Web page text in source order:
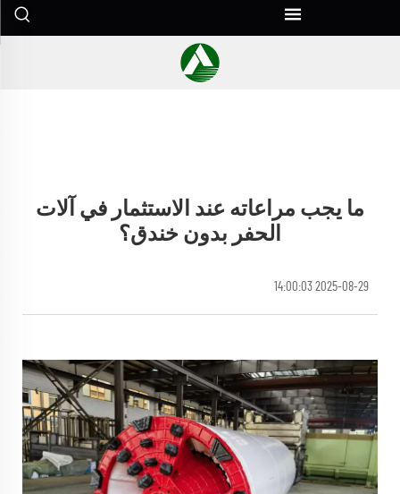
ما يجب مراعاته عند الاستثمار في آلات
الحفر بدون خندق؟
2025-08-29 14:00:03